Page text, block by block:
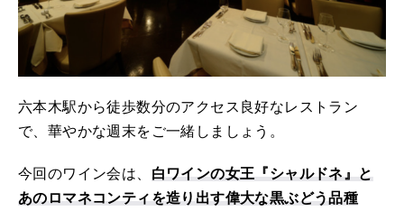
六本木駅から徒歩数分のアクセス良好なレストラン
で、華やかな週末をご一緒しましょう。
今回のワイン会は、 白ワインの女王『シャルドネ』と
あのロマネコンティを造り出す偉大な黒ぶどう品種